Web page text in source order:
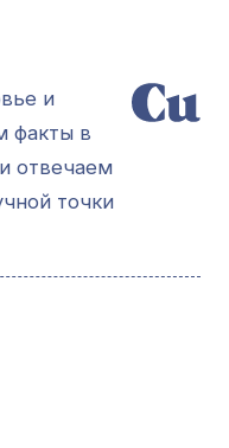
и
факты в
отвечаем
точки